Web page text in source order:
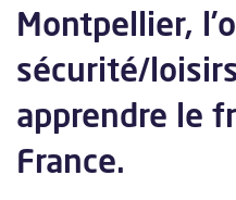
Montpellier,
sécurité/
apprendre le
France.